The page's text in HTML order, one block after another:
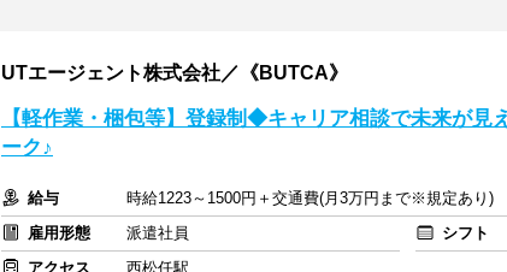
UTエージェント株式会社／《BUTCA》
【軽作業・梱包等】登録制◆キャリア相談で未来が
ーク♪
給与
時給1223～1500円＋交通費(月3万円まで※規定あり)
雇用形態
派遣社員 シフト
アクセス
西松任駅